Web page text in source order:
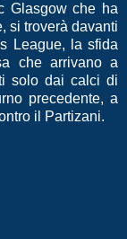
Glasgow che ha
si troverà davanti
League, la sfida
che arrivano a
solo dai calci di
precedente, a
il Partizani.